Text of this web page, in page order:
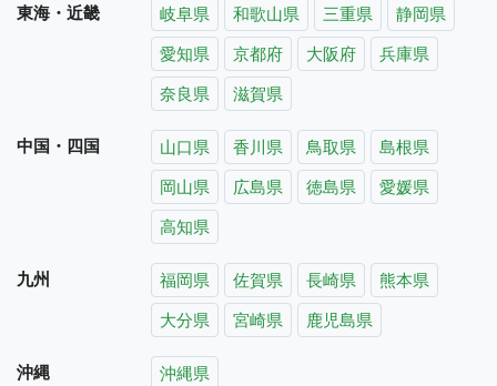
東海・近畿 岐阜県 和歌山県 三重県
静岡県
愛知県
京都府 大阪府
兵庫県
奈良県
滋賀県
中国・四国 山口県 香川県 鳥取県
島根県
岡山県
広島県 徳島県
愛媛県
高知県
九州 福岡県 佐賀県 長崎県
熊本県
大分県
宮崎県 鹿児島県
沖縄 沖縄県